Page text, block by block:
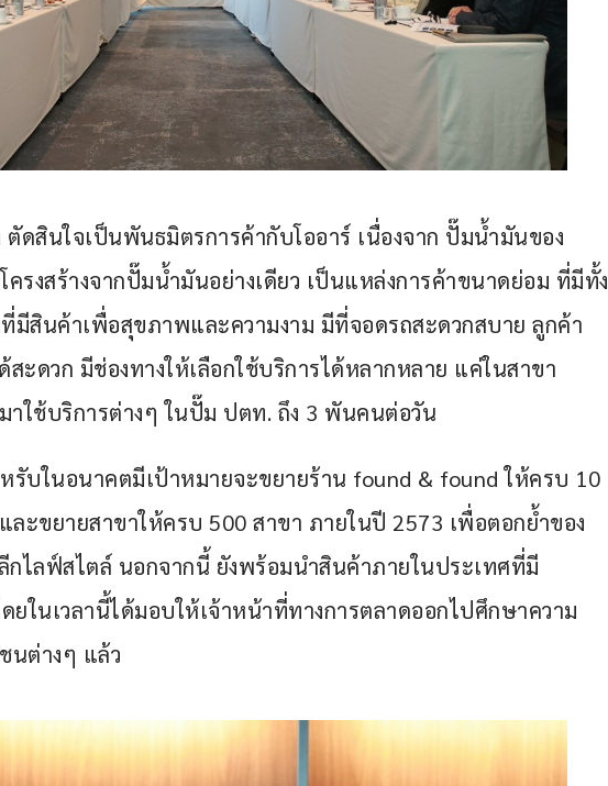
ตัดสินใจเป็นพันธมิตรการค้ากับโออาร์ เนื่องจาก ปั๊มน้ำมันของ
รงสร้างจากปั๊มน้ำมันอย่างเดียว เป็นแหล่งการค้าขนาดย่อม ที่มีทั้ง
มีสินค้าเพื่อสุขภาพและความงาม มีที่จอดรถสะดวกสบาย ลูกค้า
ะดวก มีช่องทางให้เลือกใช้บริการได้หลากหลาย แค่ในสาขา
าใช้บริการต่างๆ ในปั๊ม ปตท. ถึง 3 พันคนต่อวัน
รับในอนาคตมีเป้าหมายจะขยายร้าน found & found ให้ครบ 10
ละขยายสาขาให้ครบ 500 สาขา ภายในปี 2573 เพื่อตอกย้ำของ
กไลฟ์สไตล์ นอกจากนี้ ยังพร้อมนำสินค้าภายในประเทศที่มี
ในเวลานี้ได้มอบให้เจ้าหน้าที่ทางการตลาดออกไปศึกษาความ
นต่างๆ แล้ว